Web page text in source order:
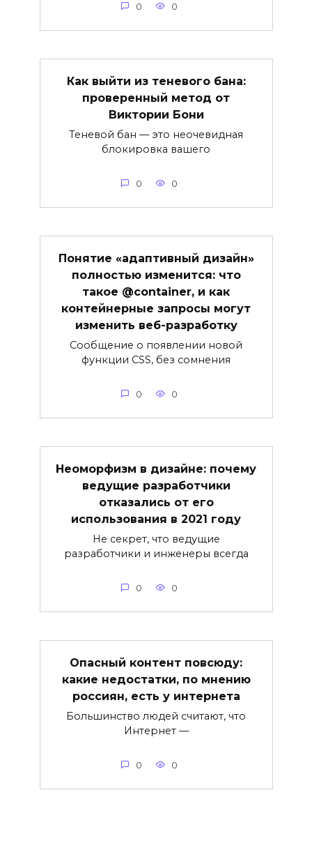
0 0
Как выйти из теневого бана:
проверенный метод от
Виктории Бони
Теневой бан — это неочевидная
блокировка вашего
0 0
Понятие «адаптивный дизайн»
полностью изменится: что
такое @container, и как
контейнерные запросы могут
изменить веб-разработку
Сообщение о появлении новой
функции CSS, без сомнения
0 0
Неоморфизм в дизайне: почему
ведущие разработчики
отказались от его
использования в 2021 году
Не секрет, что ведущие
разработчики и инженеры всегда
0 0
Опасный контент повсюду:
какие недостатки, по мнению
россиян, есть у интернета
Большинство людей считают, что
Интернет —
0 0